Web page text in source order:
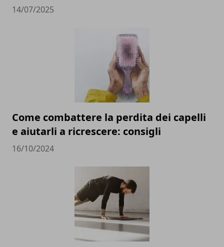
14/07/2025
Come combattere la perdita dei capelli
e aiutarli a ricrescere: consigli
16/10/2024